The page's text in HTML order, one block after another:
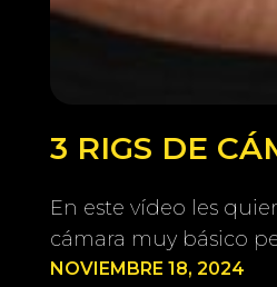
3 RIGS DE
En este vídeo les
cámara muy básico
NOVIEMBRE 18, 2024